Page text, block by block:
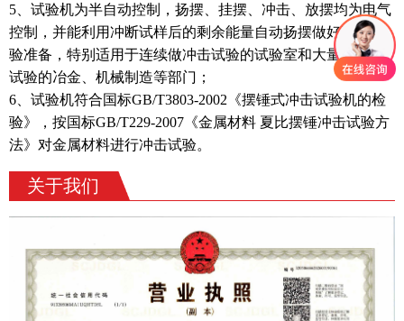
5、试验机为半自动控制，扬摆、挂摆、冲击、放摆均为电气
控制，并能利用冲断试样后的剩余能量自动扬摆做好下次试
验准备，特别适用于连续做冲击试验的试验室和大量做冲击
试验的冶金、机械制造等部门；
6、试验机符合国标GB/T3803-2002《摆锤式冲击试验机的检
验》，按国标GB/T229-2007《金属材料 夏比摆锤冲击试验方
法》对金属材料进行冲击试验。
关于我们